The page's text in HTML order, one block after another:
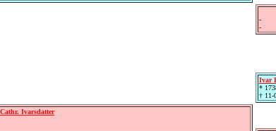
Ivarsdatter
-
-
Ivar
*
† 11-